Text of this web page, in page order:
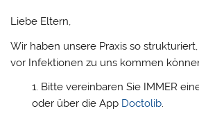
Liebe Eltern,
Wir haben unsere Praxis so
vor Infektionen zu uns kommen
Bitte vereinbaren Sie IMMER
oder über die App Doctolib.